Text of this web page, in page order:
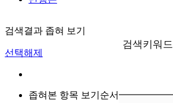
검색결과 좁혀 보기
선택해제
좁혀본 항목 보기순서
검색키워드